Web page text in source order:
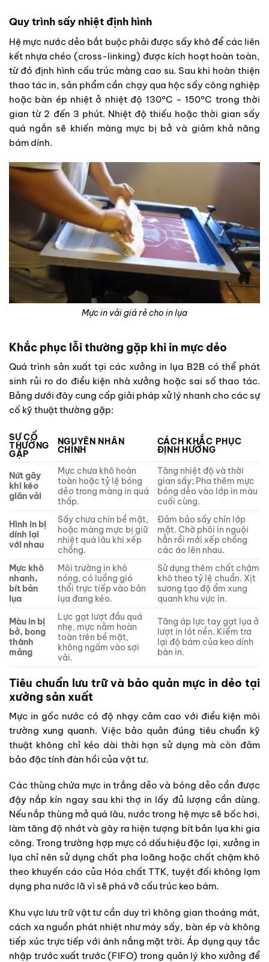
Quy trình sấy nhiệt định hình
Hệ mực nước dẻo bắt buộc phải được sấy khô để các liên
kết nhựa chéo (cross-linking) được kích hoạt hoàn toàn,
từ đó định hình cấu trúc màng cao su. Sau khi hoàn thiện
thao tác in, sản phẩm cần chạy qua hộc sấy công nghiệp
hoặc bàn ép nhiệt ở nhiệt độ 130°C – 150°C trong thời
gian từ 2 đến 3 phút. Nhiệt độ thiếu hoặc thời gian sấy
quá ngắn sẽ khiến màng mực bị bở và giảm khả năng
bám dính.
Mực in vải giá rẻ cho in lụa
Khắc phục lỗi thường gặp khi in mực dẻo
Quá trình sản xuất tại các xưởng in lụa B2B có thể phát
sinh rủi ro do điều kiện nhà xưởng hoặc sai số thao tác.
Bảng dưới đây cung cấp giải pháp xử lý nhanh cho các sự
cố kỹ thuật thường gặp:
SỰ CỐ
THƯỜNG
GẶP
NGUYÊN NHÂN
CHÍNH
CÁCH KHẮC PHỤC
ĐỊNH HƯỚNG
Nứt gãy
khi kéo
giãn vải
Mực chưa khô hoàn
toàn hoặc tỷ lệ bóng
dẻo trong màng in quá
thấp.
Tăng nhiệt độ và thời
gian sấy; Pha thêm mực
bóng dẻo vào lớp in màu
cuối cùng.
Hình in bị
dính lại
với nhau
Sấy chưa chín bề mặt,
hoặc màng mực bị giữ
nhiệt quá lâu khi xếp
chồng.
Đảm bảo sấy chín lớp
mặt. Chờ phôi in nguội
hẳn rồi mới xếp chồng
các áo lên nhau.
Mực khô
nhanh,
bít bản
lụa
Môi trường in khô
nóng, có luồng gió
thổi trực tiếp vào bản
lụa đang kéo.
Sử dụng thêm chất chậm
khô theo tỷ lệ chuẩn. Xịt
sương tạo độ ẩm xung
quanh khu vực in.
Màu in bị
bở, bong
thành
mảng
Lực gạt lượt đầu quá
nhẹ, mực nằm hoàn
toàn trên bề mặt,
không ngấm vào sợi
vải.
Tăng áp lực tay gạt lụa ở
lượt in lót nền. Kiểm tra
lại độ bám của keo dính
bàn in.
Tiêu chuẩn lưu trữ và bảo quản mực in dẻo tại
xưởng sản xuất
Mực in gốc nước có độ nhạy cảm cao với điều kiện môi
trường xung quanh. Việc bảo quản đúng tiêu chuẩn kỹ
thuật không chỉ kéo dài thời hạn sử dụng mà còn đảm
bảo đặc tính đàn hồi của vật tư.
Các thùng chứa mực in trắng dẻo và bóng dẻo cần được
đậy nắp kín ngay sau khi thợ in lấy đủ lượng cần dùng.
Nếu nắp thùng mở quá lâu, nước trong hệ mực sẽ bốc hơi,
làm tăng độ nhớt và gây ra hiện tượng bít bản lụa khi gia
công. Trong trường hợp mực có dấu hiệu đặc lại, xưởng in
lụa chỉ nên sử dụng chất pha loãng hoặc chất chậm khô
theo khuyến cáo của Hóa chất TTK, tuyệt đối không lạm
dụng pha nước lã vì sẽ phá vỡ cấu trúc keo bám.
Khu vực lưu trữ vật tư cần duy trì không gian thoáng mát,
cách xa nguồn phát nhiệt như máy sấy, bàn ép và không
tiếp xúc trực tiếp với ánh nắng mặt trời. Áp dụng quy tắc
nhập trước xuất trước (FIFO) trong quản lý kho xưởng để